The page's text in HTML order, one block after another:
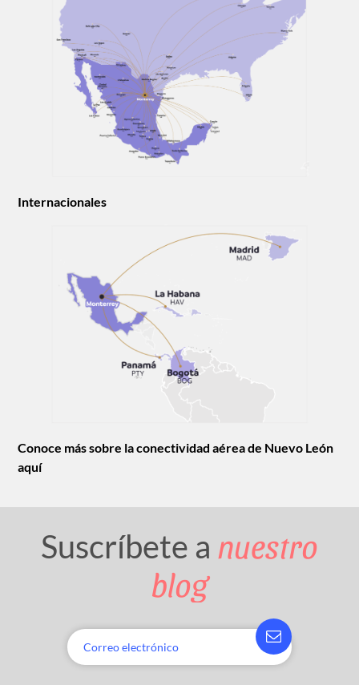
Internacionales
Conoce más sobre la conectividad aérea de Nuevo León
aquí
Suscríbete a nuestro
blog